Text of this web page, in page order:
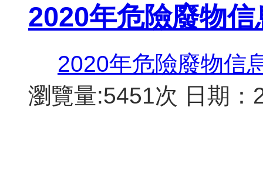
2020年危險廢物信
2020年危險廢物信
瀏覽量:5451次 日期